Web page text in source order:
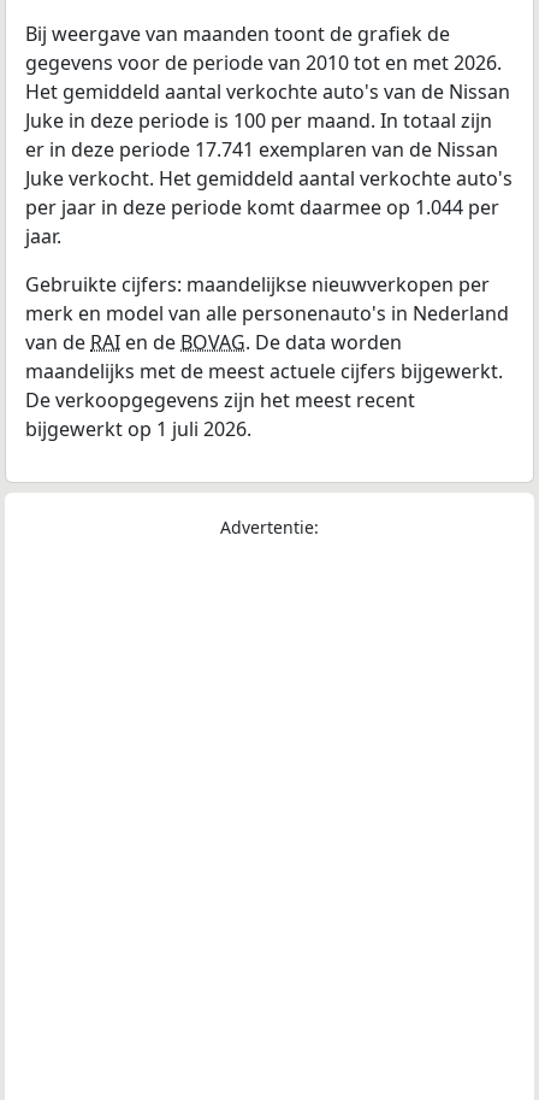
Bij weergave van maanden toont de grafiek de
gegevens voor de periode van 2010 tot en met 2026.
Het gemiddeld aantal verkochte auto's van de Nissan
Juke in deze periode is 100 per maand. In totaal zijn
er in deze periode 17.741 exemplaren van de Nissan
Juke verkocht. Het gemiddeld aantal verkochte auto's
per jaar in deze periode komt daarmee op 1.044 per
jaar.
Gebruikte cijfers: maandelijkse nieuwverkopen per
merk en model van alle personenauto's in Nederland
van de RAI en de BOVAG. De data worden
maandelijks met de meest actuele cijfers bijgewerkt.
De verkoopgegevens zijn het meest recent
bijgewerkt op 1 juli 2026.
Advertentie: